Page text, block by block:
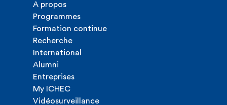
A propos
Programmes
Formation continue
Recherche
International
Alumni
Entreprises
My ICHEC
Vidéosurveillance